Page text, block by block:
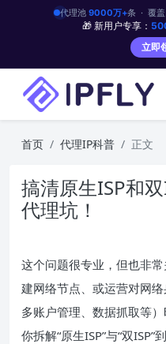
代理池 9000万+条 · 覆盖
🎁 新用户专享：
立即
首页 代理IP科普 正文
搞清原生ISP和
代理坑！
这个问题很专业，但也非
建网络节点、或运营对网络
多账户管理、数据抓取等
你拆解“原生ISP”与“双